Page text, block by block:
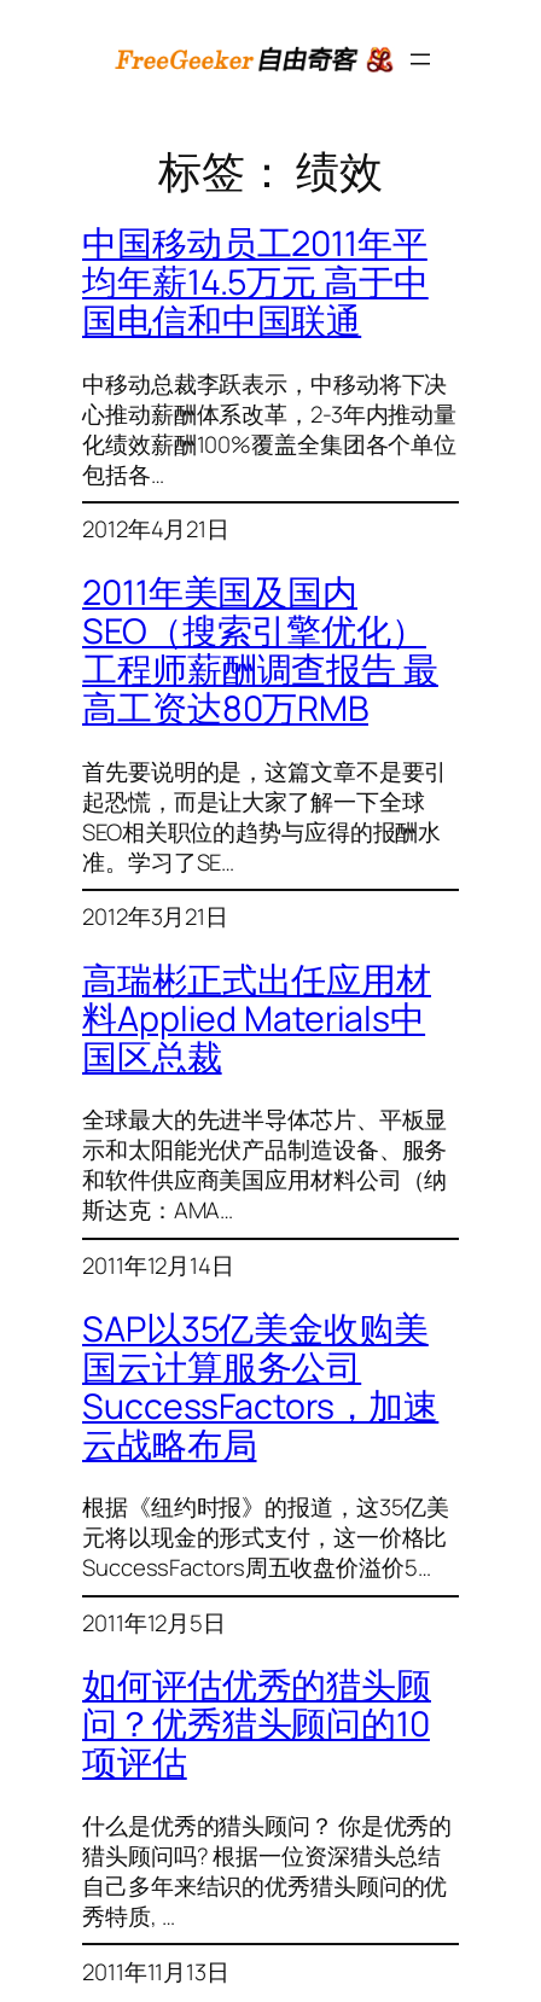
标签：绩效
中国移动员工2011年平
均年薪14.5万元 高于中
国电信和中国联通
中移动总裁李跃表示，中移动将下决
心推动薪酬体系改革，2-3年内推动量
化绩效薪酬100%覆盖全集团各个单位
包括各…
2012年4月21日
2011年美国及国内
SEO（搜索引擎优化）
工程师薪酬调查报告 最
高工资达80万RMB
首先要说明的是，这篇文章不是要引
起恐慌，而是让大家了解一下全球
SEO相关职位的趋势与应得的报酬水
准。学习了SE…
2012年3月21日
高瑞彬正式出任应用材
料Applied Materials中
国区总裁
全球最大的先进半导体芯片、平板显
示和太阳能光伏产品制造设备、服务
和软件供应商美国应用材料公司（纳
斯达克：AMA…
2011年12月14日
SAP以35亿美金收购美
国云计算服务公司
SuccessFactors，加速
云战略布局
根据《纽约时报》的报道，这35亿美
元将以现金的形式支付，这一价格比
SuccessFactors周五收盘价溢价5…
2011年12月5日
如何评估优秀的猎头顾
问？优秀猎头顾问的10
项评估
什么是优秀的猎头顾问？ 你是优秀的
猎头顾问吗? 根据一位资深猎头总结
自己多年来结识的优秀猎头顾问的优
秀特质, …
2011年11月13日